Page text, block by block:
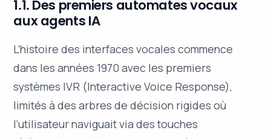
1.1. Des premiers automates vocaux
aux agents IA
L’histoire des interfaces vocales commence
dans les années 1970 avec les premiers
systèmes IVR (Interactive Voice Response),
limités à des arbres de décision rigides où
l’utilisateur naviguait via des touches